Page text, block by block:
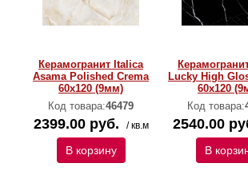
Керамогранит Italica
Asama Polished Crema
60х120 (9мм)
Код товара:46479
2399.00 руб. / кв.м
В корзину
Lucky High
60х120
Код товара:
2540.00
В